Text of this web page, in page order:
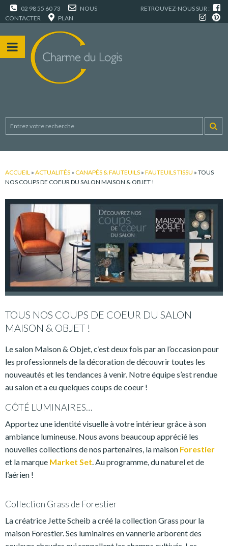
02 98 55 60 73
NOUS
CONTACTER
PLAN
RETROUVEZ-NOUS SUR :
ACCUEIL » ACTUALITÉS » CANAPÉS & FAUTEUILS » FAUTEUILS TISSU » TOUS
NOS COUPS DE COEUR DU SALON MAISON & OBJET !
TOUS NOS COUPS DE COEUR DU SALON
MAISON & OBJET !
Le salon Maison & Objet, c’est deux fois par an l’occasion pour
les professionnels de la décoration de découvrir toutes les
nouveautés et les tendances à venir. Notre équipe s’est rendue
au salon et a eu quelques coups de coeur !
CÔTÉ LUMINAIRES…
Apportez une identité visuelle à votre intérieur grâce à son
ambiance lumineuse. Nous avons beaucoup apprécié les
nouvelles collections de nos partenaires, la maison Forestier
et la marque Market Set. Au programme, du naturel et de
l’aérien !
Collection Grass de Forestier
La créatrice Jette Scheib a créé la collection Grass pour la
maison Forestier. Ses luminaires en vannerie arborent des